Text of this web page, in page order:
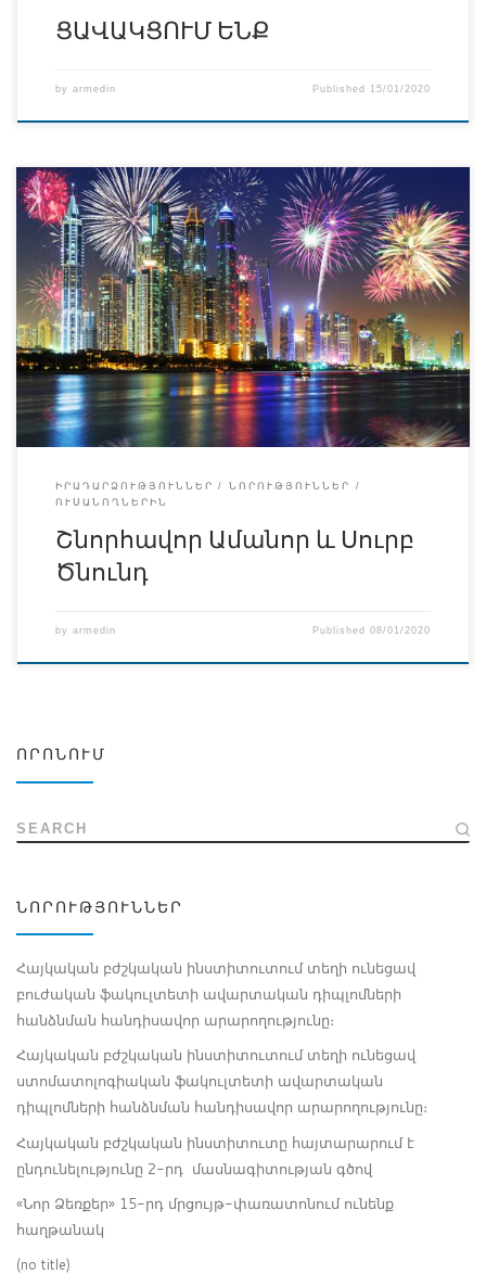
ՑԱՎԱԿՑՈՒՄ ԵՆՔ
by armedin Published 15/01/2020
Շնորհավոր Ամանոր և Սուրբ Ծնունդ Հարգելի՛
գործընկերներ, սիրելի՛ ուսանողներ, սրտանց
շնորհավորում եմ բոլորիս Ամանորն ու Սուրբ Ծնունդը:
Մաղթում եմ քաջառողջություն հաջողություններ,
երջանկու­թյուն, նորանոր ձեռքբերումներ: 2019թվականը
Հայկական բժշկական ինստիտուտի համար շատ կարևոր
իրադարձությամբ առանձացավ. տարեվերջին բուհում
ինստիտոցիոնալ հավատարմագրման գործընթաց տեղի
ունեցավ: Ի պատիվ բոլորիս, մեր միասնականությամբ և
համախմբվածությամբ, համընդհանուր սրտացավ և […]
ԻՐԱԴԱՐՁՈՒԹՅՈՒՆՆԵՐ
ՆՈՐՈՒԹՅՈՒՆՆԵՐ
ՈՒՍԱՆՈՂՆԵՐԻՆ
Շնորհավոր Ամանոր և Սուրբ
Ծնունդ
by armedin Published08/01/2020
ՈՐՈՆՈՒՄ
SEARCH
ՆՈՐՈՒԹՅՈՒՆՆԵՐ
Հայկական բժշկական ինստիտուտում տեղի ունեցավ
բուժական ֆակուլտետի ավարտական դիպլոմների
հանձնման հանդիսավոր արարողությունը։
Հայկական բժշկական ինստիտուտում տեղի ունեցավ
ստոմատոլոգիական ֆակուլտետի ավարտական
դիպլոմների հանձնման հանդիսավոր արարողությունը։
Հայկական բժշկական ինստիտուտը հայտարարում է
ընդունելությունը 2-րդ մասնագիտության գծով
«Նոր Ձեռքեր» 15-րդ մրցույթ-փառատոնում ունենք
հաղթանակ
(no title)